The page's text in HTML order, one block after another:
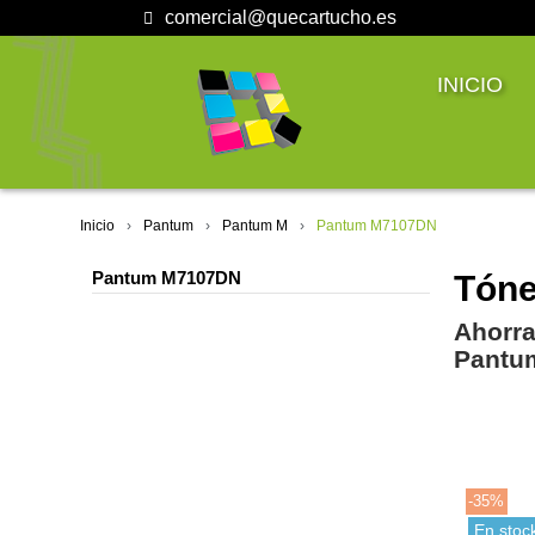
comercial@quecartucho.es
INICIO
Inicio Pantum Pantum M Pantum M7107DN
Pantum M7107DN
-35%
En